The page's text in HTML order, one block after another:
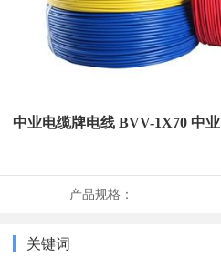
中业电缆牌电线 BVV-1X70 中业
产品规格：
关键词